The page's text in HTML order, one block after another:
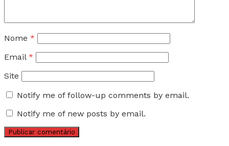
Nome *
Email *
Site
Notify me of follow-up comments by email.
Notify me of new posts by email.